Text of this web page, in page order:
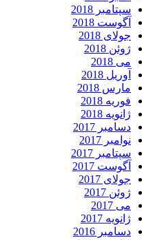
سپتامبر 2018
آگوست 2018
جولای 2018
ژوئن 2018
می 2018
آوریل 2018
مارس 2018
فوریه 2018
ژانویه 2018
دسامبر 2017
نوامبر 2017
سپتامبر 2017
آگوست 2017
جولای 2017
ژوئن 2017
می 2017
ژانویه 2017
دسامبر 2016